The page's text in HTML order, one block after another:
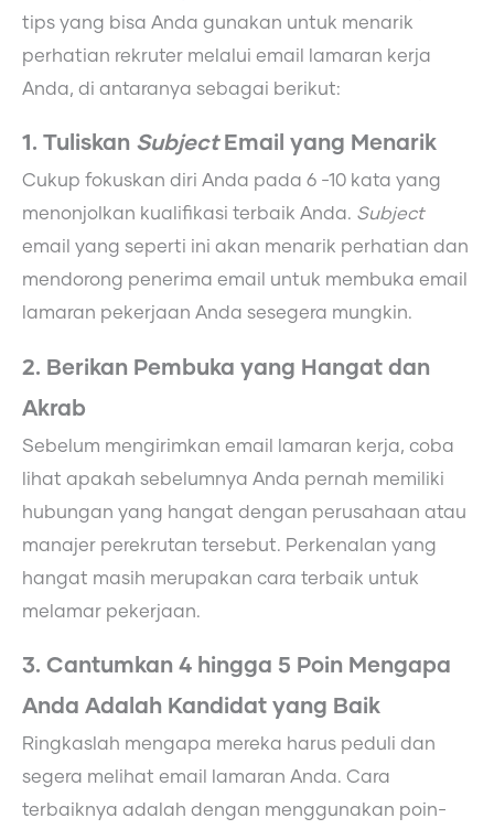
tips yang bisa Anda gunakan untuk menarik
perhatian rekruter melalui email lamaran kerja
Anda, di antaranya sebagai berikut:
1. Tuliskan SubjectEmail yang Menarik
Cukup fokuskan diri Anda pada 6 -10 kata yang
menonjolkan kualifikasi terbaik Anda. Subject
email yang seperti ini akan menarik perhatian dan
mendorong penerima email untuk membuka email
lamaran pekerjaan Anda sesegera mungkin.
2. Berikan Pembuka yang Hangat dan
Akrab
Sebelum mengirimkan email lamaran kerja, coba
lihat apakah sebelumnya Anda pernah memiliki
hubungan yang hangat dengan perusahaan atau
manajer perekrutan tersebut. Perkenalan yang
hangat masih merupakan cara terbaik untuk
melamar pekerjaan.
3. Cantumkan 4 hingga 5 Poin Mengapa
Anda Adalah Kandidat yang Baik
Ringkaslah mengapa mereka harus peduli dan
segera melihat email lamaran Anda. Cara
terbaiknya adalah dengan menggunakan poin-